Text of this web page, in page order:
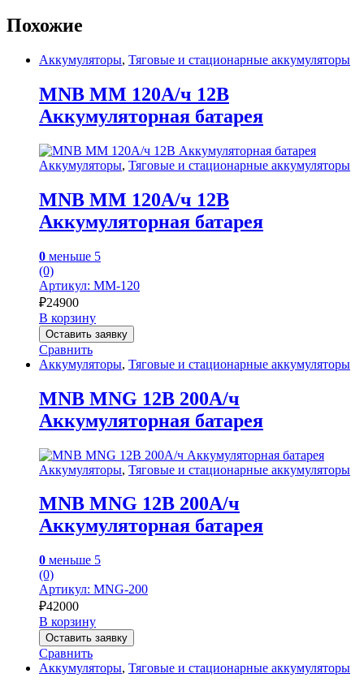
Похожие
Аккумуляторы, Тяговые и стационарные аккумуляторы
MNB MM 120А/ч 12В
Аккумуляторная батарея
Аккумуляторы, Тяговые и стационарные аккумуляторы
MNB MM 120А/ч 12В
Аккумуляторная батарея
0 меньше 5
(0)
Артикул: MM-120
₽24900
В корзину
Оставить заявку
Сравнить
Аккумуляторы, Тяговые и стационарные аккумуляторы
MNB MNG 12В 200А/ч
Аккумуляторная батарея
Аккумуляторы, Тяговые и стационарные аккумуляторы
MNB MNG 12В 200А/ч
Аккумуляторная батарея
0 меньше 5
(0)
Артикул: MNG-200
₽42000
В корзину
Оставить заявку
Сравнить
Аккумуляторы, Тяговые и стационарные аккумуляторы